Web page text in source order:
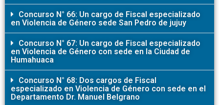
Concurso N° 66: Un cargo de Fiscal especializado
en Violencia de Género sede San Pedro de jujuy
Concurso N° 67: Un cargo de Fiscal especializado
en Violencia de Género con sede en la Ciudad de
Humahuaca
Concurso N° 68: Dos cargos de Fiscal
especializado en Violencia de Género con sede en el
Departamento Dr. Manuel Belgrano